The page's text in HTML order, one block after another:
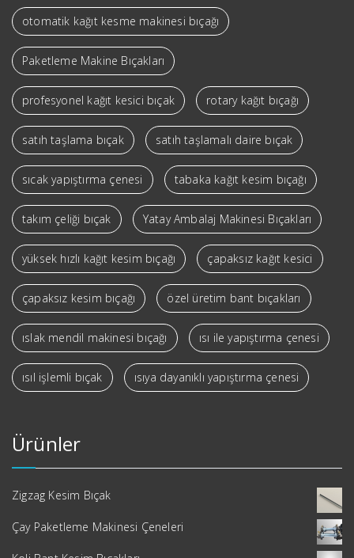
otomatik kağıt kesme makinesi bıçağı
Paketleme Makine Bıçakları
profesyonel kağıt kesici bıçak rotary kağıt bıçağı
satıh taşlama bıçak satıh taşlamalı daire bıçak
sıcak yapıştırma çenesi tabaka kağıt kesim bıçağı
takım çeliği bıçak Yatay Ambalaj Makinesi Bıçakları
yüksek hızlı kağıt kesim bıçağı çapaksız kağıt kesici
çapaksız kesim bıçağı özel üretim bant bıçakları
ıslak mendil makinesi bıçağı ısı ile yapıştırma çenesi
ısıl işlemli bıçak ısıya dayanıklı yapıştırma çenesi
Ürünler
Zigzag Kesim Bıçak
Çay Paketleme Makinesi Çeneleri